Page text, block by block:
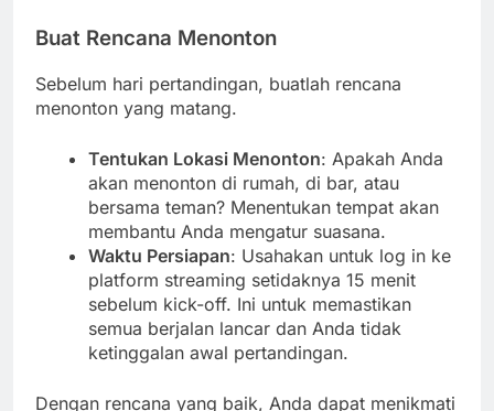
Buat Rencana Menonton
Sebelum hari pertandingan, buatlah rencana
menonton yang matang.
Tentukan Lokasi Menonton: Apakah Anda
akan menonton di rumah, di bar, atau
bersama teman? Menentukan tempat akan
membantu Anda mengatur suasana.
Waktu Persiapan: Usahakan untuk log in ke
platform streaming setidaknya 15 menit
sebelum kick-off. Ini untuk memastikan
semua berjalan lancar dan Anda tidak
ketinggalan awal pertandingan.
Dengan rencana yang baik, Anda dapat menikmati